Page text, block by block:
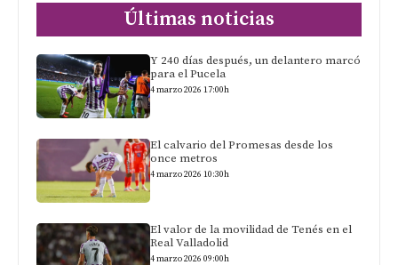
Últimas noticias
Y 240 días después, un delantero marcó
para el Pucela
4 marzo 2026 17:00h
El calvario del Promesas desde los
once metros
4 marzo 2026 10:30h
El valor de la movilidad de Tenés en el
Real Valladolid
4 marzo 2026 09:00h